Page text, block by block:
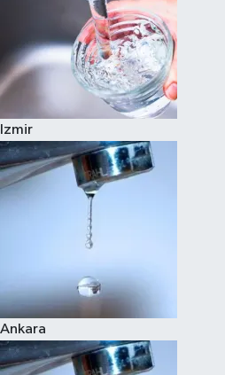
Izmir
Ankara